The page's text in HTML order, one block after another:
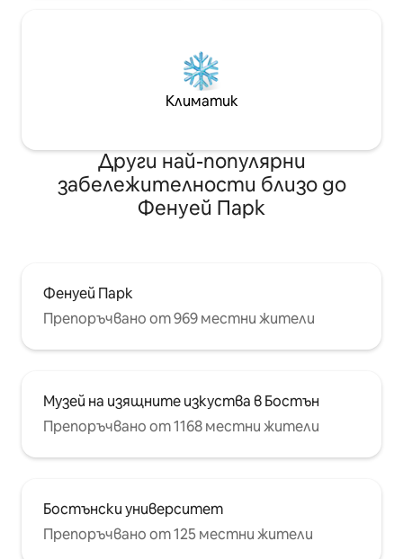
Климатик
Други най-популярни
забележителности близо до
Фенуей Парк
Фенуей Парк
Препоръчвано от 969 местни жители
Музей на изящните изкуства в Бостън
Препоръчвано от 1168 местни жители
Бостънски университет
Препоръчвано от 125 местни жители